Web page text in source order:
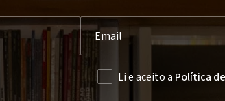
Li e aceito a Política